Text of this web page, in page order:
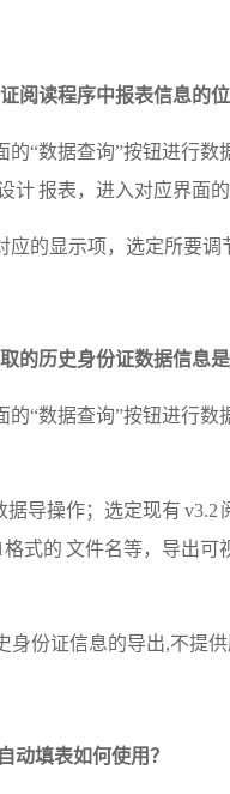
阅读程序中报表信息的位
的“数据查询”按钮进行数
报表，进入对应界面
应的显示项，选定所要调
的历史身份证数据信息
的“数据查询”按钮进行数
导操作；选定现有 v3.2
格式的 文件名等，导出
身份证信息的导出,不提供
动填表如何使用？